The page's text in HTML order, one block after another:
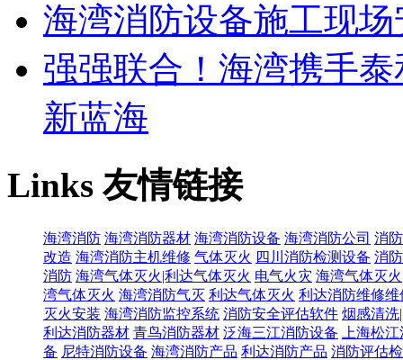
海湾消防设备施工现
强强联合！海湾携手
新蓝海
Links友情链接
海湾消防 海湾消防器材 海湾消防设备 海湾消防公司 消
改造 海湾消防主机维修 气体灭火 四川消防检测设备 消
消防 海湾气体灭火|利达气体灭火 电气火灾 海湾气体灭
湾气体灭火 海湾消防气灭 利达气体灭火 利达消防维修维
灭火安装 海湾消防监控系统 消防安全评估软件 烟感清洗
利达消防器材 青鸟消防器材 泛海三江消防设备
上海松
备 尼特消防设备 海湾消防产品 利达消防产品 消防评估